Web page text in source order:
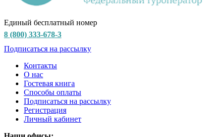
Единый бесплатный номер
8 (800) 333-678-3
Подписаться на рассылку
Контакты
О нас
Гостевая книга
Способы оплаты
Подписаться на рассылку
Регистрация
Личный кабинет